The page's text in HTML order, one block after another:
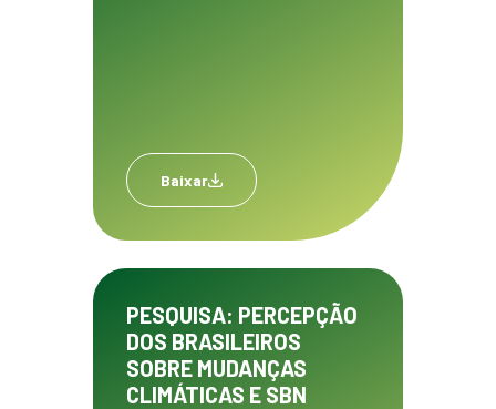
Baixar
PESQUISA: PERCEPÇÃO
DOS BRASILEIROS
SOBRE MUDANÇAS
CLIMÁTICAS E SBN